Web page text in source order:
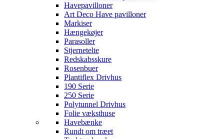
Havepavilloner
Art Deco Have pavilloner
Markiser
Hængekøjer
Parasoller
Stjernetelte
Redskabsskure
Rosenbuer
Plantiflex Drivhus
190 Serie
250 Serie
Polytunnel Drivhus
Folie væksthuse
Havebænke
Rundt om træet